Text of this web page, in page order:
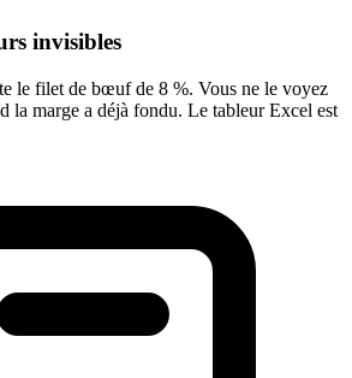
invisibles
le filet de bœuf de 8 %. Vous ne le voyez
la marge a déjà fondu. Le tableur Excel est